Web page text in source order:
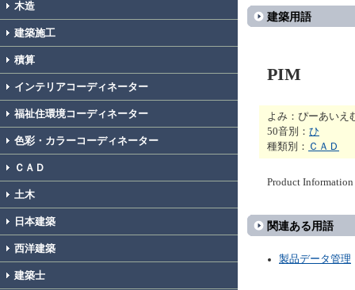
木造
建築施工
積算
インテリアコーディネーター
福祉住環境コーディネーター
色彩・カラーコーディネーター
ＣＡＤ
土木
日本建築
西洋建築
建築士
建築用語
PIM
よみ：ぴーあいえ
50音別： ひ
種類別： ＣＡＤ
Product
関連ある用語
製品データ管理